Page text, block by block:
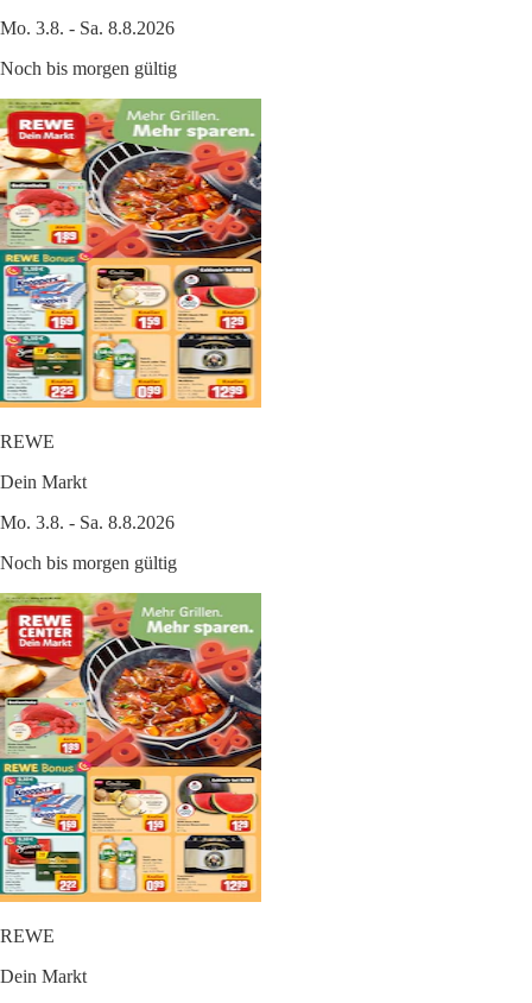
Mo. 3.8. - Sa. 8.8.2026
Noch bis morgen gültig
REWE
Dein Markt
Mo. 3.8. - Sa. 8.8.2026
Noch bis morgen gültig
REWE
Dein Markt